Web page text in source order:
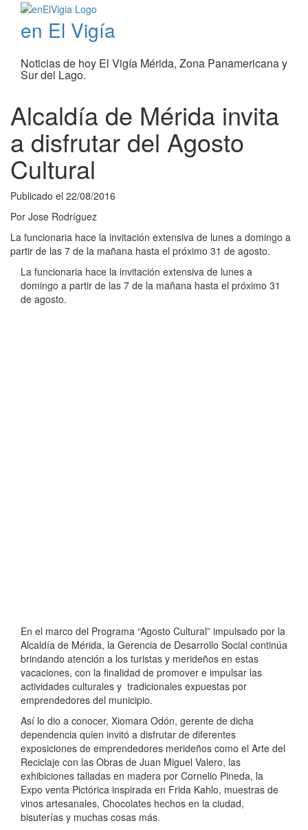
en El Vigía
Noticias de hoy El Vigía Mérida, Zona Panamericana y
Sur del Lago.
Alcaldía de Mérida invita
a disfrutar del Agosto
Cultural
Publicado el 22/08/2016
Por Jose Rodríguez
La funcionaria hace la invitación extensiva de lunes a domingo a
partir de las 7 de la mañana hasta el próximo 31 de agosto.
La funcionaria hace la invitación extensiva de lunes a
domingo a partir de las 7 de la mañana hasta el próximo 31
de agosto.
En el marco del Programa “Agosto Cultural” impulsado por la
Alcaldía de Mérida, la Gerencia de Desarrollo Social continúa
brindando atención a los turistas y merideños en estas
vacaciones, con la finalidad de promover e impulsar las
actividades culturales y tradicionales expuestas por
emprendedores del municipio.
Así lo dio a conocer, Xiomara Odón, gerente de dicha
dependencia quien invitó a disfrutar de diferentes
exposiciones de emprendedores merideños como el Arte del
Reciclaje con las Obras de Juan Miguel Valero, las
exhibiciones talladas en madera por Cornelio Pineda, la
Expo venta Pictórica inspirada en Frida Kahlo, muestras de
vinos artesanales, Chocolates hechos en la ciudad,
bisuterías y muchas cosas más.